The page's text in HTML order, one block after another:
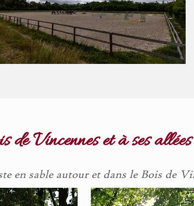
de Vincennes et à ses
en sable autour et dans le Bois de